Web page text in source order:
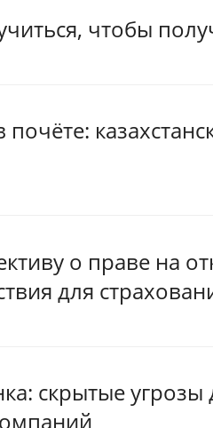
чтобы
почёте:
о праве на
для
скрытые